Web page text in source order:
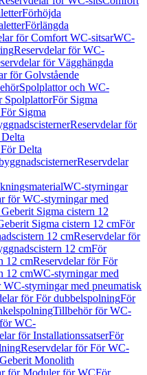
Förhöjda
Förlängda
för Comfort WC-sitsarWC-
Reservdelar för WC-
för Vägghängda
för Golvstående
Spolplattor och WC-
SpolplattorFör Sigma
Sigma
Reservdelar för
Delta
Reservdelar
WC-styrningar
för WC-styrningar med
Sigma cistern 12
Sigma cistern 12 cmFör
12 cmReservdelar för
12 cmFör
12 cmReservdelar för För
12 cmWC-styrningar med
WC-styrningar med pneumatisk
för För dubbelspolningFör
Tillbehör för WC-
WC-
för InstallationssatserFör
Reservdelar för För WC-
Geberit Monolith
för Moduler för WCFör